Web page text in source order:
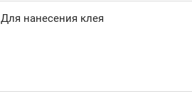
Для нанесения клея